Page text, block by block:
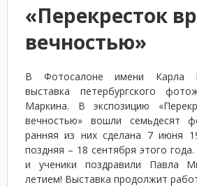
«Перекресток
вечностью»
В Фотосалоне имени Карла
выставка петербургского
Маркина. В экспозицию
вечностью» вошли семьдесят
ранняя из них сделана 7 июня
поздняя – 18 сентября этого
и ученики поздравили Павла
летием! Выставка продолжит